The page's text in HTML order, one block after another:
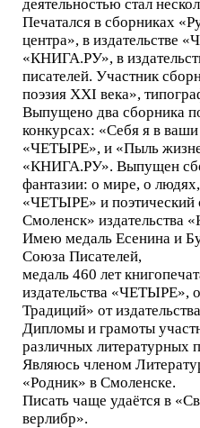
деятельностью стал
Печатался в сборниках
центра», в издательстве
«КНИГА.РУ», в
писателей. Участник
поэзия XXI века»,
Выпущено два сборника
конкурсах: «Себя я в
«ЧЕТЫРЕ», и «Пыль
«КНИГА.РУ». Выпущен
фантазии: о мире, о
«ЧЕТЫРЕ» и поэтический
Смоленск» издательства
Имею медаль Есенина и
Союза Писателей,
медаль 460 лет
издательства «ЧЕТЫРЕ»,
Традиций» от
Дипломы и грамоты
различных литературных
Являюсь членом
«Родник» в Смоленске.
Писать чаще удаётся в
верлибр».